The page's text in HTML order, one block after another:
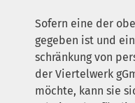
Sofern eine der
gege­ben ist und
schrän­kung von
der Vier­tel­werk
möch­te, kann sie